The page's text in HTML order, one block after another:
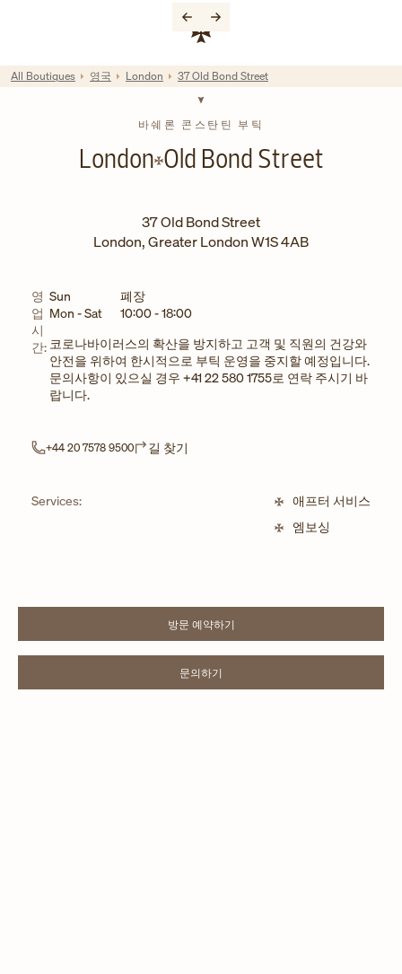
Return to Nav
바쉐론 콘스탄틴 부틱
London Old Bond Street
37 Old Bond Street
London,Greater LondonW1S 4AB
영
업
시
간:
요일
Sun
폐장
Mon - Sat
10:00-18:00
코로나바이러스의 확산을 방지하고 고객 및 직원의 건강와
안전을 위하여 한시적으로 부틱 운영을 중지할 예정입니다.
문의사항이 있으실 경우 +41 22 580 1755로 연락 주시기 바
랍니다.
+44 20 7578 9500 길 찾기
Services:
애프터 서비스
엠보싱
방문 예약하기LINK OPENS IN NEW TAB
문의하기LINK OPENS IN NEW TAB
All Boutiques 영국 London 37 Old Bond Street